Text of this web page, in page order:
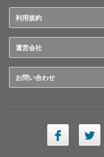
利用規約
運営会社
お問い合わせ